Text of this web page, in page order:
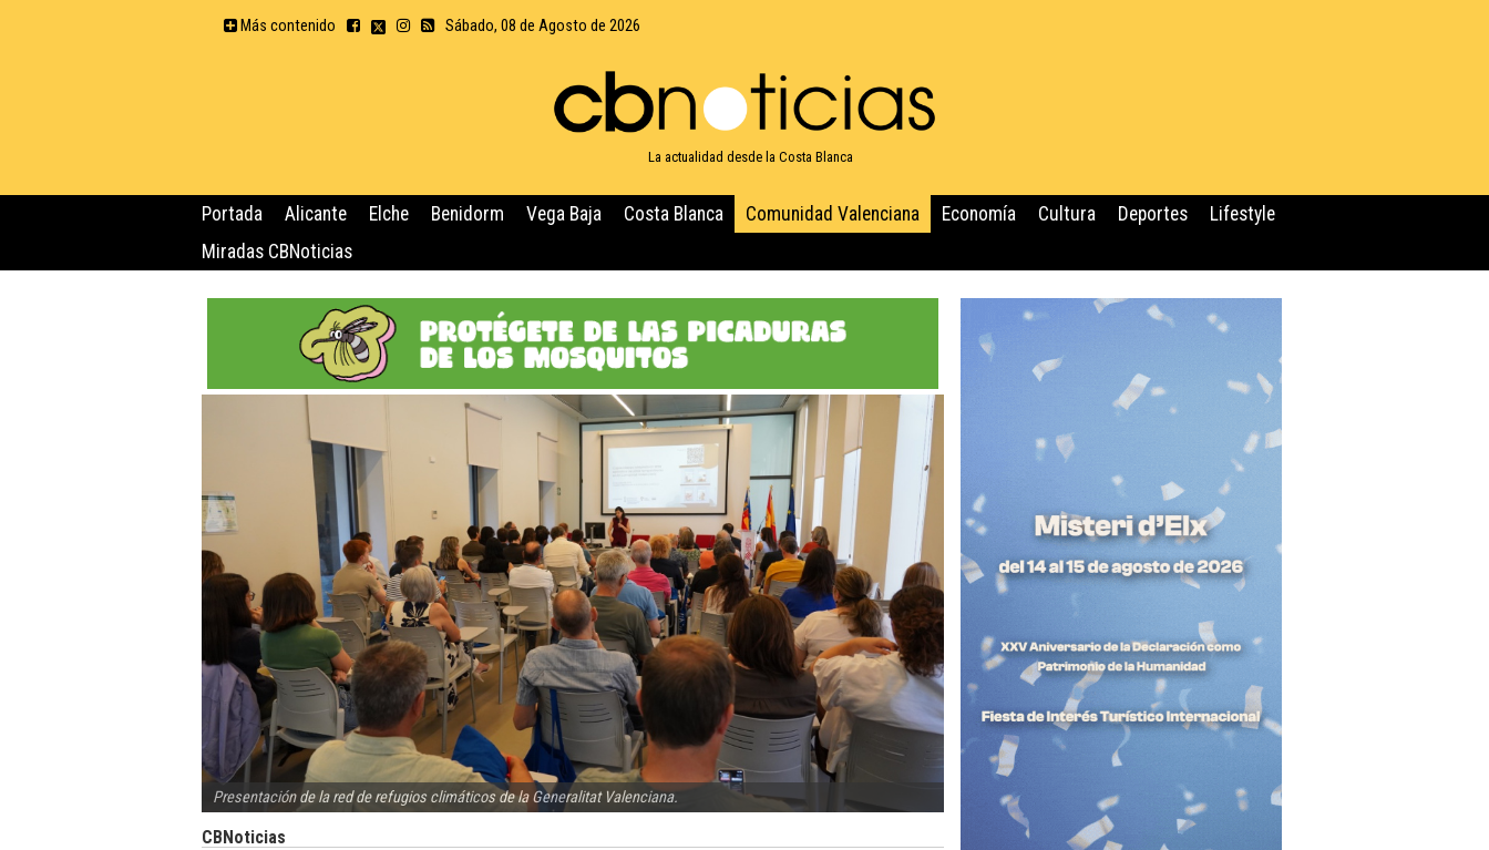
Más contenido Sábado, 08 de Agosto de 2026
La actualidad desde la Costa Blanca
Portada Alicante Elche Benidorm Vega Baja Costa Blanca Comunidad Valenciana Economía Cultura Deportes
Lifestyle
Miradas CBNoticias
Presentación de la red de refugios climáticos de la Generalitat Valenciana.
CBNoticias